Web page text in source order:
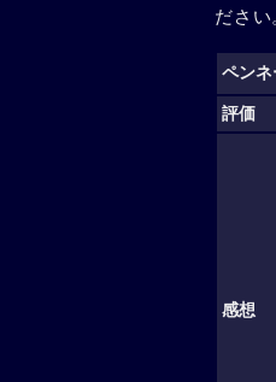
ださい
ペンネ
評価
感想